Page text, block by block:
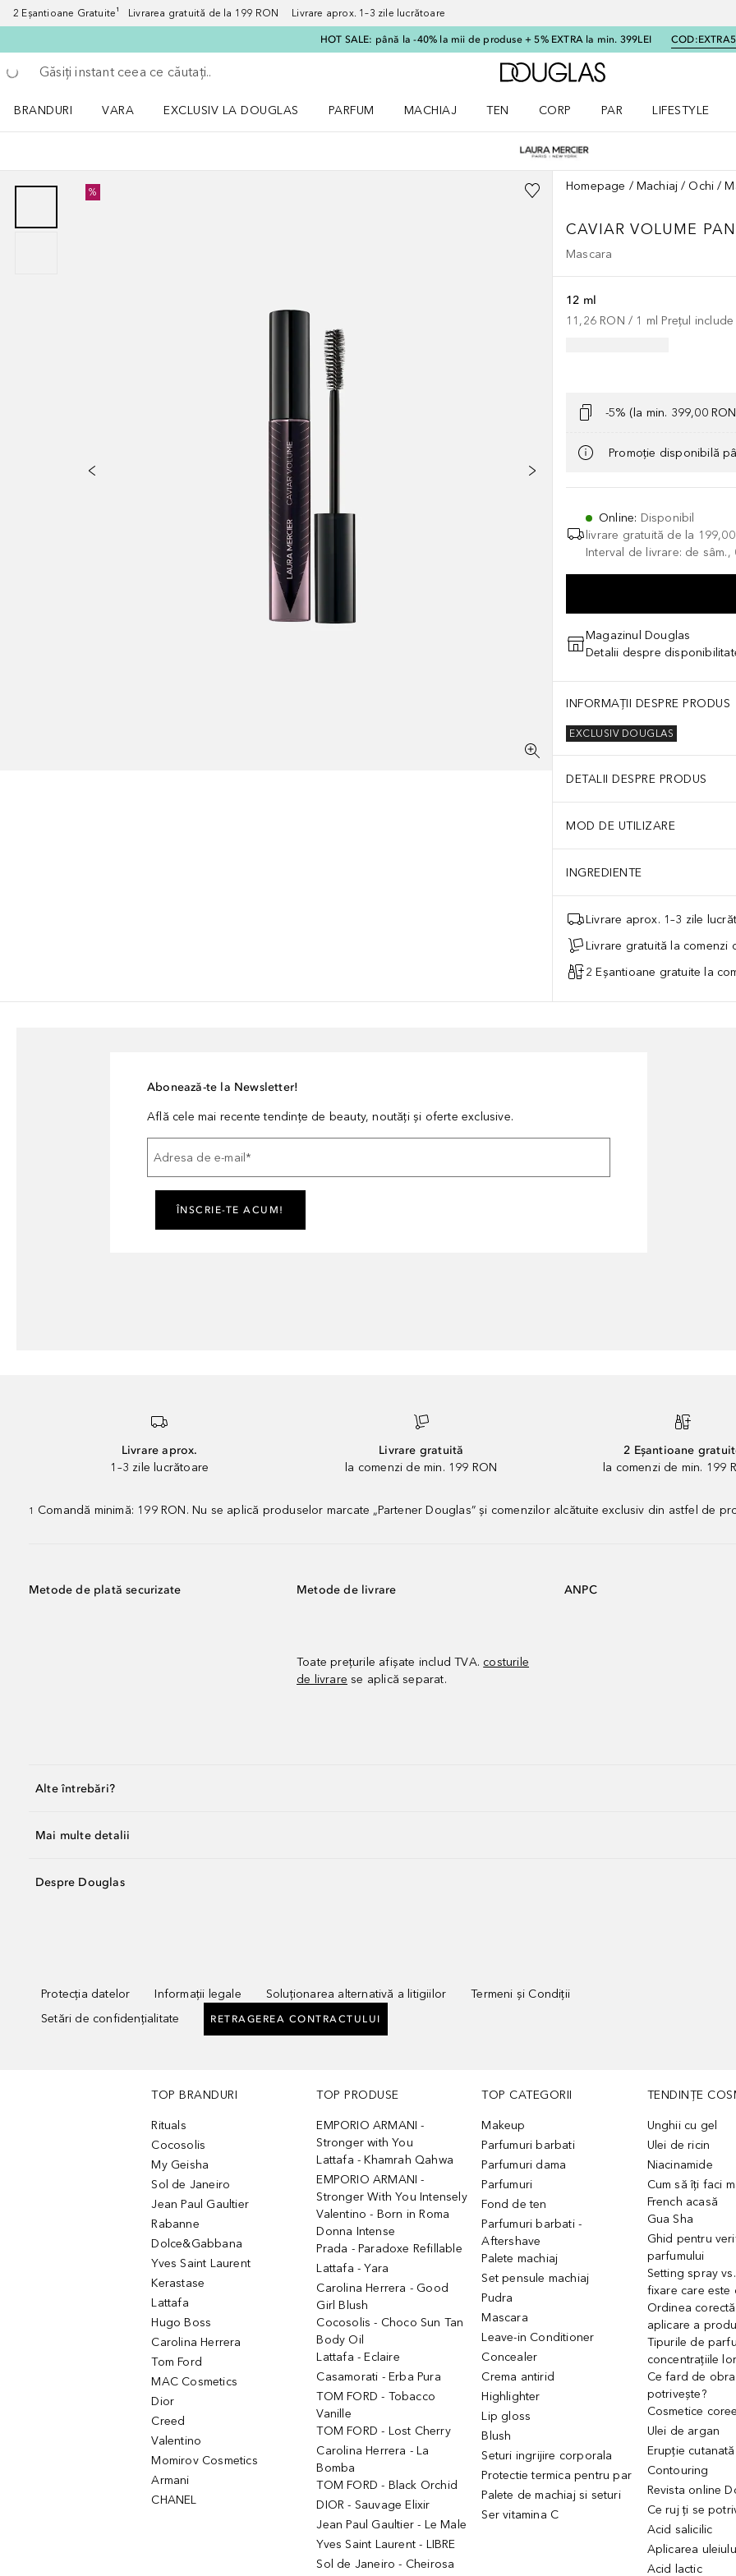
2 Eșantioane Gratuite¹ Livrarea gratuită de la 199 RON Livrare aprox. 1–3 zile lucrătoare
HOT SALE: până la -40% la mii de produse + 5% EXTRA la min. 399LEI COD:
Înapoi
Executați căutarea
Către pagina principală
BRANDURI
VARA
EXCLUSIV LA DOUGLAS
PARFUM
MACHIAJ
TEN
CORP
PAR
LIFESTYLE
% Homepage Machiaj Ochi
CAVIAR VOLUME
Mascara
12 ml
11,26 RON / 1 ml Prețul
-5% (la min. 399,00
Promoție disponibilă
Online: Disponibil
livrare gratuită de la
Interval de livrare: de
Magazinul Douglas
Detalii despre
INFORMAȚII DESPRE PRODUS
EXCLUSIV DOUGLAS
DETALII DESPRE PRODUS
MOD DE UTILIZARE
INGREDIENTE
Livrare aprox. 1–3 zile
Livrare gratuită la comenzi
2 Eșantioane gratuite la
Abonează-te la Newsletter!
Află cele mai recente tendințe de beauty, noutăți și oferte exclusive.
Adresa de e-mail *
ÎNSCRIE-TE ACUM!
Livrare aprox.
1–3 zile lucrătoare
Livrare gratuită
la comenzi de min. 199 RON
2 Eșantioane
la comenzi de min. 199
1 Comandă minimă: 199 RON. Nu se aplică produselor marcate „Partener Douglas” și comenzilor alcătuite exclusiv din astfel de
Metode de plată securizate Metode de livrare
Toate prețurile afișate includ TVA. costurile
de livrare se aplică separat.
ANPC
Alte întrebări?
Mai multe detalii
Despre Douglas
Protecția datelor Informații legale Soluționarea alternativă a litigiilor
Termeni și Condiții
Setări de confidențialitate
RETRAGEREA CONTRACTULUI
TOP BRANDURI
Rituals
Cocosolis
My Geisha
Sol de Janeiro
Jean Paul Gaultier
Rabanne
Dolce&Gabbana
Yves Saint Laurent
Kerastase
Lattafa
Hugo Boss
Carolina Herrera
Tom Ford
MAC Cosmetics
Dior
Creed
Valentino
Momirov Cosmetics
Armani
CHANEL
TOP PRODUSE
EMPORIO ARMANI -
Stronger with You
Lattafa - Khamrah Qahwa
EMPORIO ARMANI -
Stronger With You Intensely
Valentino - Born in Roma
Donna Intense
Prada - Paradoxe Refillable
Lattafa - Yara
Carolina Herrera - Good
Girl Blush
Cocosolis - Choco Sun Tan
Body Oil
Lattafa - Eclaire
Casamorati - Erba Pura
TOM FORD - Tobacco
Vanille
TOM FORD - Lost Cherry
Carolina Herrera - La
Bomba
TOM FORD - Black Orchid
DIOR - Sauvage Elixir
Jean Paul Gaultier - Le Male
Yves Saint Laurent - LIBRE
Sol de Janeiro - Cheirosa
TOP CATEGORII
Makeup
Parfumuri barbati
Parfumuri dama
Parfumuri
Fond de ten
Parfumuri barbati -
Aftershave
Palete machiaj
Set pensule machiaj
Pudra
Mascara
Leave-in Conditioner
Concealer
Crema antirid
Highlighter
Lip gloss
Blush
Seturi ingrijire corporala
Protectie termica pentru par
Palete de machiaj si seturi
Ser vitamina C
TENDINȚE
Unghii cu gel
Ulei de ricin
Niacinamide
Cum să îți faci
French acasă
Gua Sha
Ghid pentru
parfumului
Setting spray
fixare care este
Ordinea
aplicare a
Tipurile de
concentrațiile lor
Ce fard de
potrivește?
Cosmetice
Ulei de argan
Erupție
Contouring
Revista online
Ce ruj ți se
Acid salicilic
Aplicarea
Acid lactic